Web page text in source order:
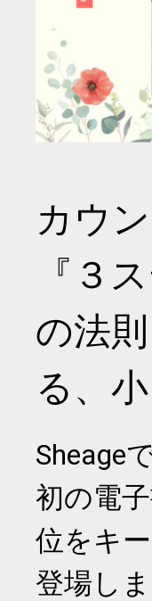
カウ
『３
の法
る、
Sheage
初の電
位をキ
登場し